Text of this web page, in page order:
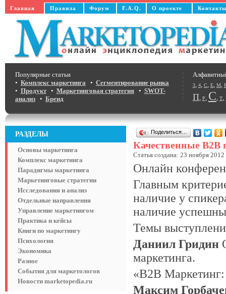
Главная Правила Форум F.A.Q. О проекте
3, 4, C, E, M,
П, Р, С, Т,
Популярные статьи
• Комплекс маркетинга • Сегментирование рынка
• Продукт• Маркетинговая стратегия• SWOT-
анализ• Бренд
РАЗДЕЛЫ
Основы маркетинга
Комплекс маркетинга
Парадигмы маркетинга
Маркетинговые стратегии
Исследования и анализ
Отдельные направления
Управление маркетингом
Практика и кейсы
Книги по маркетингу
Психология
Экономика
Разное
События для маркетологов
Новости marketopedia.ru
Поделиться…
Качественные В2В
Статья создана: 23 ноября
Онлайн
Главным
наличие у
наличие
Темы
Даниил Гридин
маркетинга.
«B2B
Максим